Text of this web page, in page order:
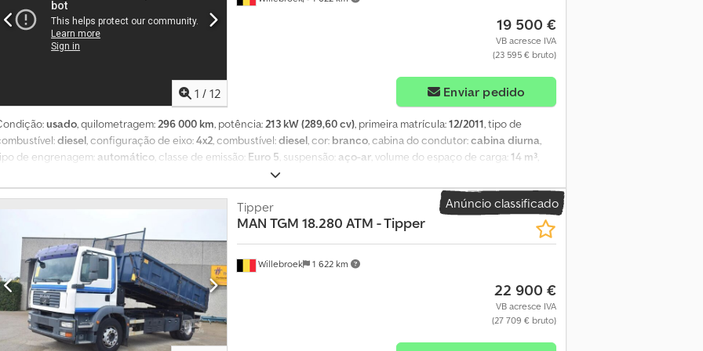
1 / 12
19 500 €
VB acresce IVA
(23 595 € bruto)
Enviar pedido
usado, quilometragem:296 000 km, potência:213 kW (289,60 cv), primeira matrícula:12/2011, tipo de
diesel, configuração de eixo:4x2, combustível:diesel, cor: branco, cabina do condutor:cabina diurna,
de engrenagem: automático, classe de emissão: Euro 5, suspensão: aço-ar, volume do espaço de carga:14 m³,
, = Outras opções e acessórios = - 4x2 = Observações = Cisterna – Camião-cisterna de
13.500 l – 3000/4500/2000/4000 l – Cisterna de alumínio – Ar condicionado – ADR – Peso total 19.000 kg –
Peso em vazio 7155 kg = Mais informações = Material utilizado: Combustível Eixo dianteiro: Direcional; Suspensão:
Suspensão de molas Eixo traseiro: Suspensão: Suspensão pneumática Peso em vazio: 7.155 kg Carga útil: 11.845 kg Peso
bruto: 19.000 kg Chedpfxjzgay Ij Ahasa Número de compartimentos: 4 Número de referência: 79 Para mais informações,
contacte Miguel Cubas. = Informações sobre a empresa = Estamos localizados entre Antuérpia e Bruxelas, ao longo da
A12, perto do porto de Antuérpia. Horário de funcionamento: de segunda a sexta-feira, das 8h30 às 19h00.
Anúncio classificado
Willebroek 1 622 km
Tipper
MAN TGM 18.280 ATM - Tipper
22 900 €
VB acresce IVA
(27 709 € bruto)